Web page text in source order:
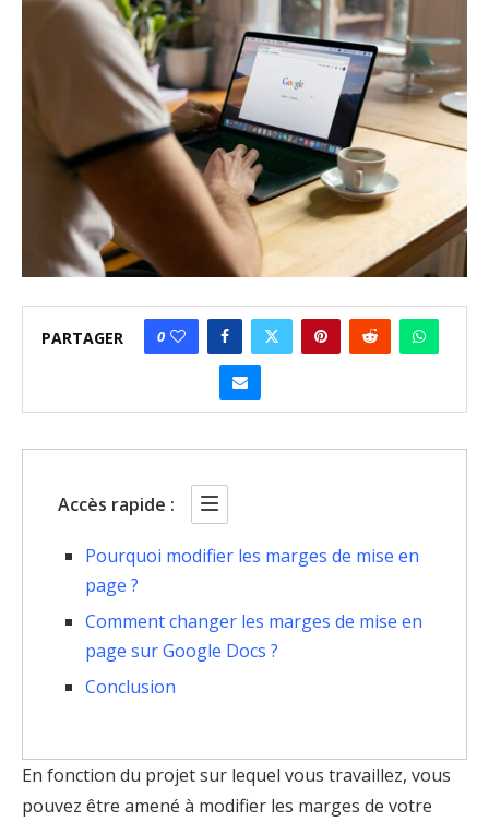
PARTAGER 0
Accès rapide :
Pourquoi modifier les marges de mise en
page ?
Comment changer les marges de mise en
page sur Google Docs ?
Conclusion
En fonction du projet sur lequel vous travaillez, vous
pouvez être amené à modifier les marges de votre